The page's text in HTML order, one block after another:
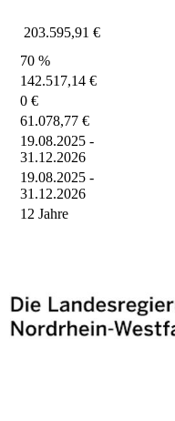
203.595,91 €
70 %
142.517,14 €
0 €
61.078,77 €
19.08.2025 -
31.12.2026
19.08.2025 -
31.12.2026
12 Jahre